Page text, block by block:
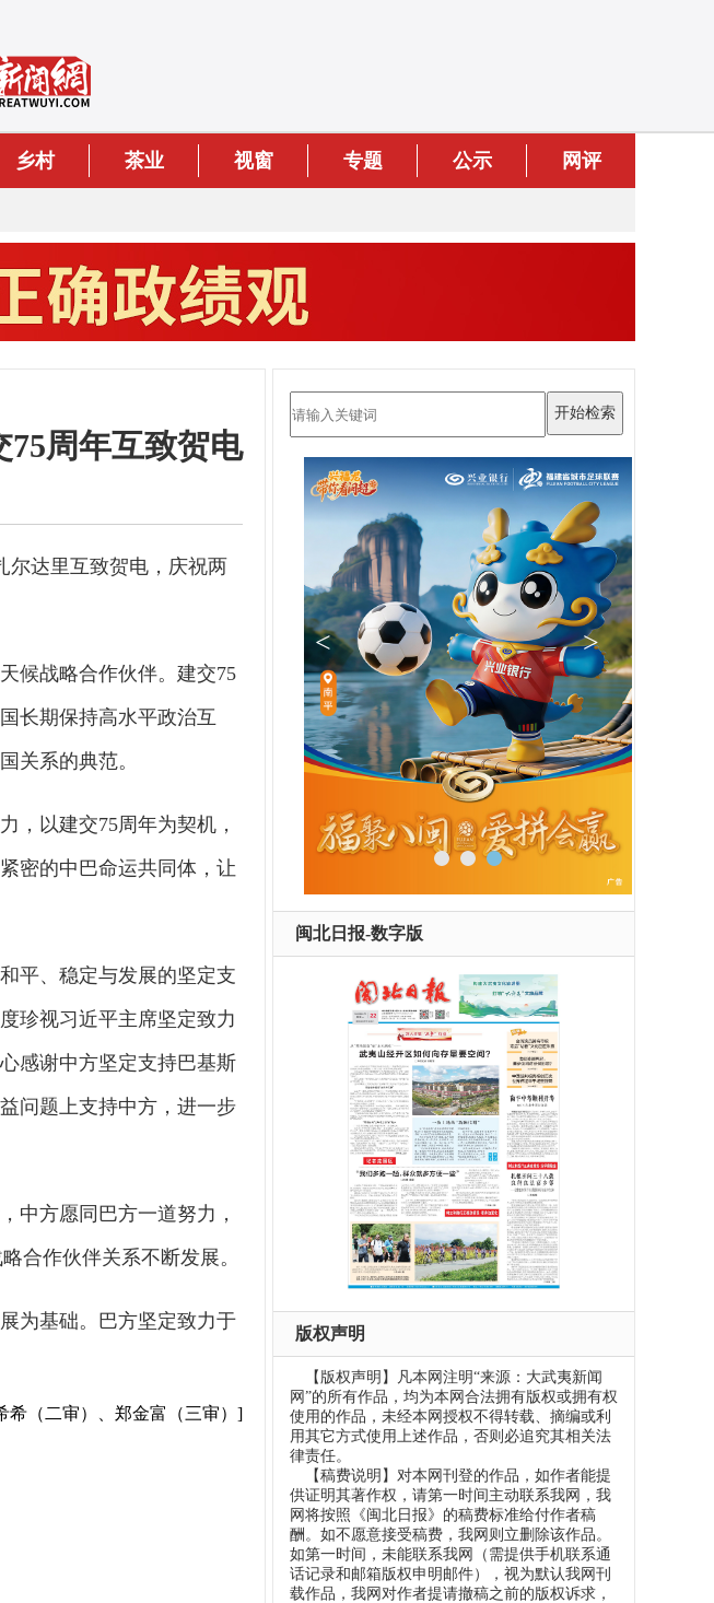
乡村 茶业 视窗 专题 公示 网评
周年互致贺电
达里互致贺电，庆祝两
候战略合作伙伴。建交75
长期保持高水平政治互
关系的典范。
，以建交75周年为契机，
密的中巴命运共同体，让
平、稳定与发展的坚定支
珍视习近平主席坚定致力
感谢中方坚定支持巴基斯
问题上支持中方，进一步
中方愿同巴方一道努力，
合作伙伴关系不断发展。
为基础。巴方坚定致力于
希（二审）、郑金富（三审）]
闽北日报-数字版
版权声明
【版权声明】凡本网注明“来源：大武夷新闻
网”的所有作品，均为本网合法拥有版权或拥有权
使用的作品，未经本网授权不得转载、摘编或利
用其它方式使用上述作品，否则必追究其相关法
律责任。
【稿费说明】对本网刊登的作品，如作者能提
供证明其著作权，请第一时间主动联系我网，我
网将按照《闽北日报》的稿费标准给付作者稿
酬。如不愿意接受稿费，我网则立删除该作品。
如第一时间，未能联系我网（需提供手机联系通
话记录和邮箱版权申明邮件），视为默认我网刊
载作品，我网对作者提请撤稿之前的版权诉求，